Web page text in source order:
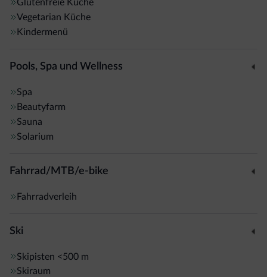
Glutenfreie Küche
Vegetarian Küche
Kindermenü
Pools, Spa und Wellness
Spa
Beautyfarm
Sauna
Solarium
Fahrrad/MTB/e-bike
Fahrradverleih
Ski
Skipisten <500 m
Skiraum